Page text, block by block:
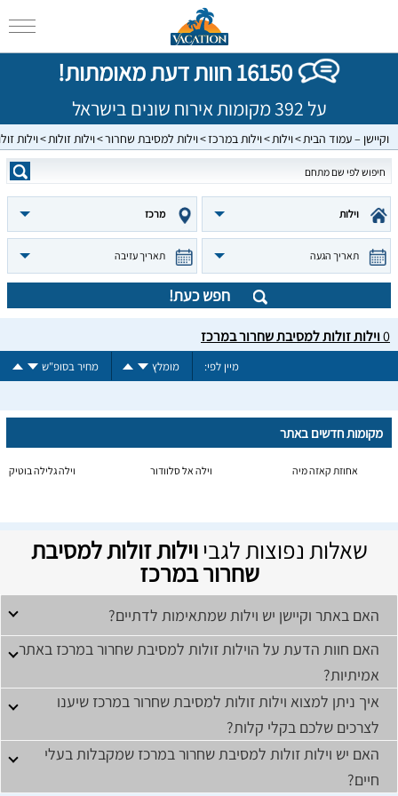
16150 חוות דעת מאומתות!
על 392 מקומות אירוח שונים בישראל
וקיישן – עמוד הבית וילות וילות במרכז וילות למסיבת שחרור וילות זולות וילות
וילות מרכז
תאריך הגעה תאריך עזיבה
חפש כעת!
0וילות זולות למסיבת שחרור במרכז
מיין לפי: מומלץ מחיר בסופ"ש
מקומות חדשים באתר
אחוזת קאזה מיה וילה אל סלוודור וילה גלילה בוטיק
שאלות נפוצות לגביוילות זולות למסיבת
שחרור במרכז
האם באתר וקיישן יש וילות שמתאימות לדתיים?
האם חוות הדעת על הוילות זולות למסיבת שחרור במרכז באתר
אמיתיות?
איך ניתן למצוא וילות זולות למסיבת שחרור במרכז שיענו
לצרכים שלכם בקלי קלות?
האם יש וילות זולות למסיבת שחרור במרכז שמקבלות בעלי
חיים?